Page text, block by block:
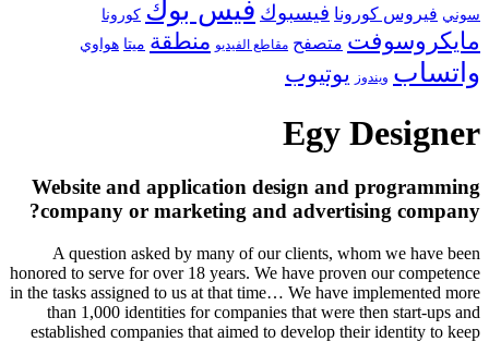
سوني فيروس كورونا فيسبوك فيس بوك كورونا
مايكروسوفت متصفح مقاطع الفيديو منطقة ميتا هواوي
واتساب ويندوز يوتيوب
Egy Designer
Website and application design and programming
company or marketing and advertising company?
A question asked by many of our clients, whom we have been
honored to serve for over 18 years. We have proven our competence
in the tasks assigned to us at that time… We have implemented more
than 1,000 identities for companies that were then start-ups and
established companies that aimed to develop their identity to keep